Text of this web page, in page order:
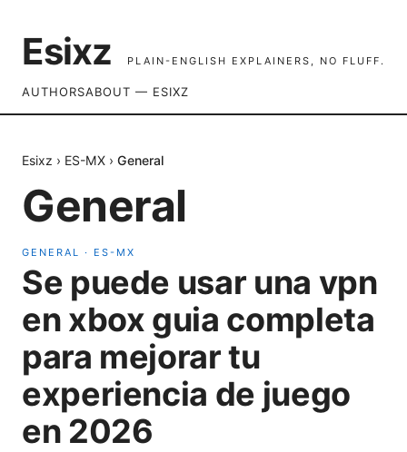
Esixz PLAIN-ENGLISH EXPLAINERS, NO FLUFF.
AUTHORSABOUT — ESIXZ
Esixz › ES-MX › General
General
GENERAL · ES-MX
Se puede usar una vpn
en xbox guia completa
para mejorar tu
experiencia de juego
en 2026